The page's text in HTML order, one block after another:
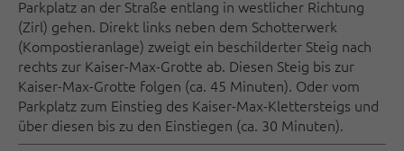
Parkplatz an der Straße entlang in westlicher Richtung
(Zirl) gehen. Direkt links neben dem Schotterwerk
(Kompostieranlage) zweigt ein beschilderter Steig nach
rechts zur Kaiser-Max-Grotte ab. Diesen Steig bis zur
Kaiser-Max-Grotte folgen (ca. 45 Minuten). Oder vom
Parkplatz zum Einstieg des Kaiser-Max-Klettersteigs und
über diesen bis zu den Einstiegen (ca. 30 Minuten).